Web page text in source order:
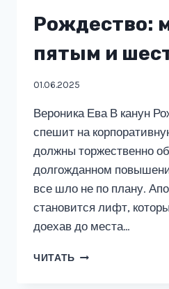
Рождество:
пятым и
01.06.2025
Вероника Ева В канун
спешит на
должны торжественно
долгожданном
все шло не по плану.
становится лифт,
доехав до места…
ЧИТАТЬ РОЖДЕСТВО: